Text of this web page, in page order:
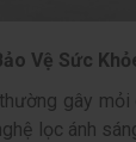
Vệ Sức
gây
lọc ánh